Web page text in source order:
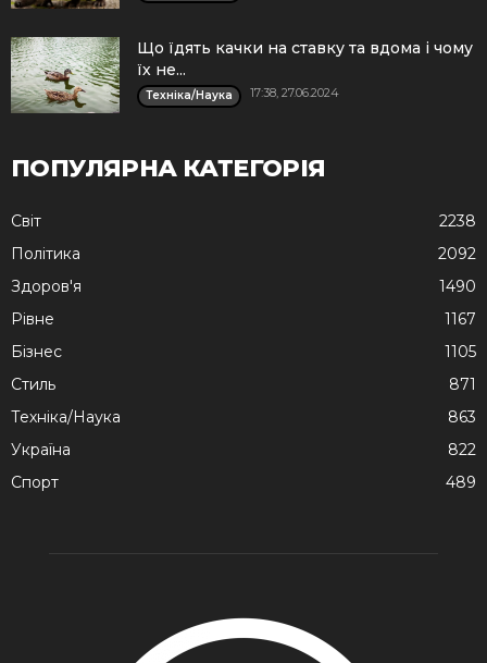
Що їдять качки на ставку та вдома і чому
їх не...
Техніка/Наука 17:38, 27.06.2024
ПОПУЛЯРНА КАТЕГОРІЯ
Cвіт
2238
Політика
2092
Здоров'я
1490
Рівне
1167
Бізнес
1105
Стиль
871
Техніка/Наука
863
Україна
822
Спорт
489